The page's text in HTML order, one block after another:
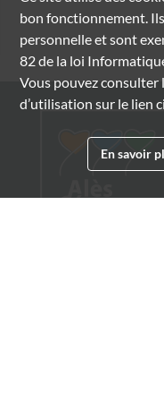
bon fonctionnement.
personnelle et sont
82 de la loi
Vous pouvez consulter
d’utilisation sur le lien
En savoir